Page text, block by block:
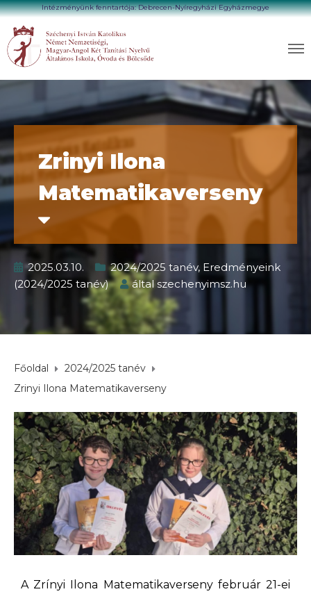
Intézményünk fenntartója: Debrecen-Nyíregyházi Egyházmegye
Zrinyi Ilona
Matematikaverseny
2025.03.10. 2024/2025 tanév, Eredményeink
(2024/2025 tanév)
által szechenyimsz.hu
Főoldal
2024/2025 tanév
Zrinyi Ilona Matematikaverseny
A Zrínyi Ilona Matematikaverseny február 21-ei